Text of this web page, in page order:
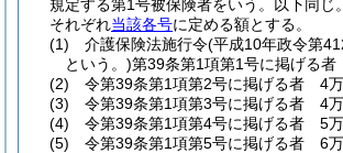
規定する第1号被保険者をいう。以下同じ
それぞれ当該各号に定める額とする。
(1)
介護保険法施行令(平成10年政令第
という。)第39条第1項第1号に掲げる
(2)
令第39条第1項第2号に掲げる者 4
(3)
令第39条第1項第3号に掲げる者 4
(4)
令第39条第1項第4号に掲げる者 5
(5)
令第39条第1項第5号に掲げる者 6